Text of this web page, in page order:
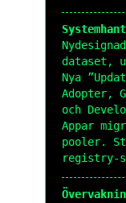
dataset,
Nya
Adopter,
och
Appar
pooler.
registry-